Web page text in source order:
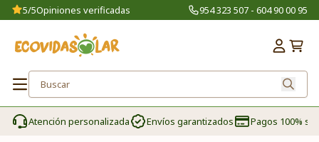
5/5Opiniones verificadas 954 323 507 - 604 90 00 95
Atención personalizada Envíos garantizados Pagos 100%